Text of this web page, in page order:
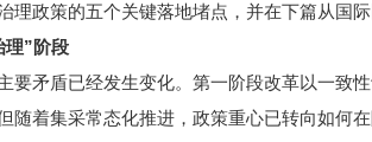
理政策的五个关键落地堵点，并在下篇从国
”阶段
矛盾已经发生变化。第一阶段改革以一致
随着集采常态化推进，政策重心已转向如何